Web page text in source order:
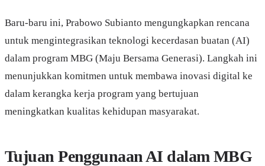
Baru-baru ini, Prabowo Subianto mengungkapkan rencana
untuk mengintegrasikan teknologi kecerdasan buatan (AI)
dalam program MBG (Maju Bersama Generasi). Langkah ini
menunjukkan komitmen untuk membawa inovasi digital ke
dalam kerangka kerja program yang bertujuan
meningkatkan kualitas kehidupan masyarakat.
Tujuan Penggunaan AI dalam MBG